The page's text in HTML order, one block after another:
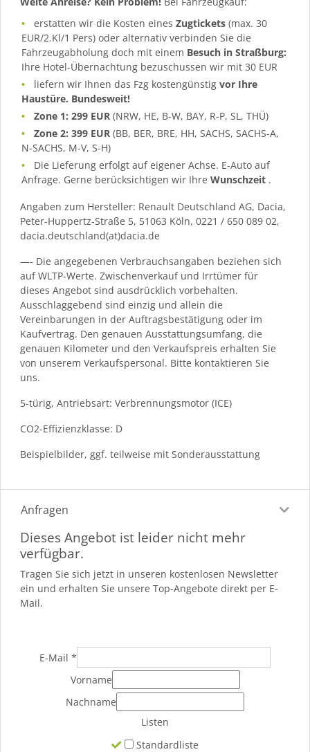
erstatten wir die Kosten einesZugtickets (max. 30
EUR/2.Kl/1 Pers) oder alternativ verbinden Sie die
Fahrzeugabholung doch mit einem Besuch in Straßburg:
Ihre Hotel-Übernachtung bezuschussen wir mit 30 EUR
liefern wir Ihnen das Fzg kostengünstigvor Ihre
Haustüre. Bundesweit!
Zone 1: 299 EUR (NRW, HE, B-W, BAY, R-P, SL, THÜ)
Zone 2: 399 EUR (BB, BER, BRE, HH, SACHS, SACHS-A,
N-SACHS, M-V, S-H)
Die Lieferung erfolgt auf eigener Achse. E-Auto auf
Anfrage. Gerne berücksichtigen wir Ihre Wunschzeit .
Angaben zum Hersteller: Renault Deutschland AG, Dacia,
Peter-Huppertz-Straße 5, 51063 Köln, 0221 / 650 089 02,
dacia.deutschland(at)dacia.de
—- Die angegebenen Verbrauchsangaben beziehen sich
auf WLTP-Werte. Zwischenverkauf und Irrtümer für
dieses Angebot sind ausdrücklich vorbehalten.
Ausschlaggebend sind einzig und allein die
Vereinbarungen in der Auftragsbestätigung oder im
Kaufvertrag. Den genauen Ausstattungsumfang, die
genauen Kilometer und den Verkaufspreis erhalten Sie
von unserem Verkaufspersonal. Bitte kontaktieren Sie
uns.
5-türig, Antriebsart: Verbrennungsmotor (ICE)
CO2-Effizienzklasse: D
Beispielbilder, ggf. teilweise mit Sonderausstattung
Anfragen
Dieses Angebot ist leider nicht mehr
verfügbar.
Tragen Sie sich jetzt in unseren kostenlosen Newsletter
ein und erhalten Sie unsere Top-Angebote direkt per E-
Mail.
E-Mail *
Vorname
Nachname
Listen
Standardliste